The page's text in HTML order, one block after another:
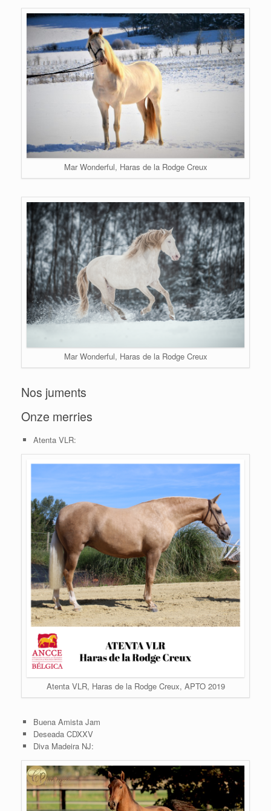
Mar Wonderful, Haras de la Rodge Creux
Mar Wonderful, Haras de la Rodge Creux
Nos juments
Onze merries
Atenta VLR:
Atenta VLR, Haras de la Rodge Creux, APTO 2019
Buena Amista Jam
Deseada CDXXV
Diva Madeira NJ: